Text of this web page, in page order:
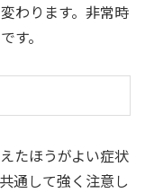
わります。非常時
す。
たほうがよい症状
通して強く注意し